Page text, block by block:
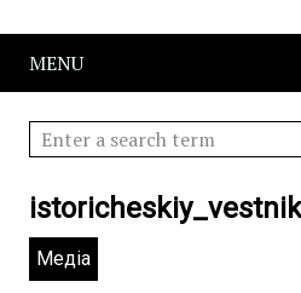
MENU
Медіа